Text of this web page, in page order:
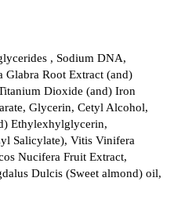
, Sodium DNA,
Glabra Root Extract (and)
Dioxide (and) Iron
Glycerin, Cetyl Alcohol,
Ethylexhylglycerin,
Salicylate), Vitis Vinifera
Nucifera Fruit Extract,
Dulcis (Sweet almond) oil,